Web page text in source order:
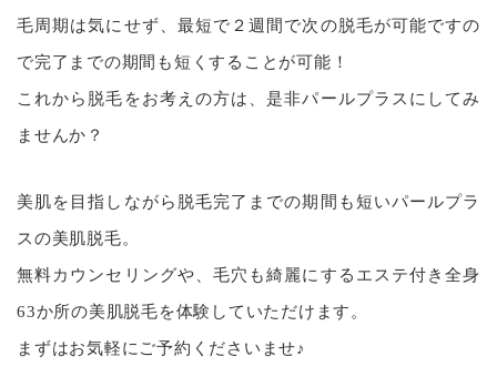
毛周期は気にせず、最短で２週間で次の脱毛が可能ですの
で完了までの期間も短くすることが可能！
これから脱毛をお考えの方は、是非パールプラスにしてみ
ませんか？
美肌を目指しながら脱毛完了までの期間も短いパールプラ
スの美肌脱毛。
無料カウンセリングや、毛穴も綺麗にするエステ付き全身
63か所の美肌脱毛を体験していただけます。
まずはお気軽にご予約くださいませ♪